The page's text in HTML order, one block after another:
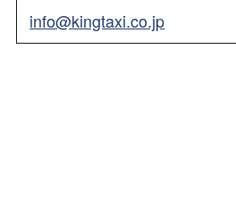
info@kingtaxi.co.jp